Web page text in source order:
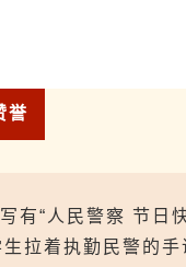
誉
有“人民警察 节日
拉着执勤民警的